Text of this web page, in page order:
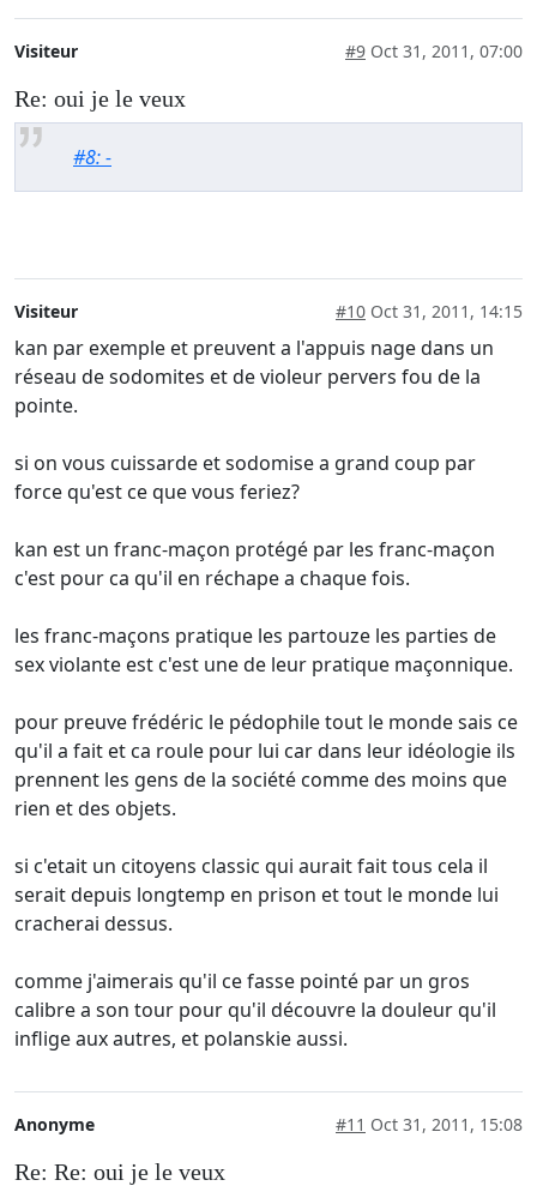
Visiteur #9 Oct 31, 2011, 07:00
Re: oui je le veux
#8: -
Visiteur #10 Oct 31, 2011, 14:15
kan par exemple et preuvent a l'appuis nage dans un
réseau de sodomites et de violeur pervers fou de la
pointe.
si on vous cuissarde et sodomise a grand coup par
force qu'est ce que vous feriez?
kan est un franc-maçon protégé par les franc-maçon
c'est pour ca qu'il en réchape a chaque fois.
les franc-maçons pratique les partouze les parties de
sex violante est c'est une de leur pratique maçonnique.
pour preuve frédéric le pédophile tout le monde sais ce
qu'il a fait et ca roule pour lui car dans leur idéologie ils
prennent les gens de la société comme des moins que
rien et des objets.
si c'etait un citoyens classic qui aurait fait tous cela il
serait depuis longtemp en prison et tout le monde lui
cracherai dessus.
comme j'aimerais qu'il ce fasse pointé par un gros
calibre a son tour pour qu'il découvre la douleur qu'il
inflige aux autres, et polanskie aussi.
Anonyme #11 Oct 31, 2011, 15:08
Re: Re: oui je le veux